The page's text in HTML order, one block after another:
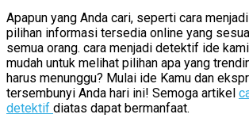
Apapun yang Anda cari, seperti cara
pilihan informasi tersedia online yang
semua orang. cara menjadi detektif ide
mudah untuk melihat pilihan apa yang
harus menunggu? Mulai ide Kamu dan
tersembunyi Anda hari ini! Semoga artikel
detektif diatas dapat bermanfaat.